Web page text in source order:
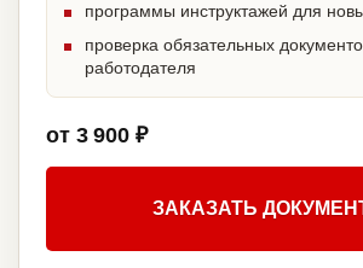
программы инструктажей для
проверка обязательных
работодателя
от 3 900 ₽
ЗАКАЗАТЬ